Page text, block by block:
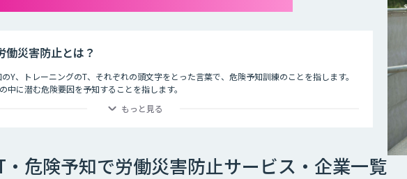
働災害防止とは？
Y、トレーニングのT、それぞれの頭文字をとった言葉で、危険予知訓練のことを指します。
中に潜む危険要因を予知することを指します。
もっと見る
・危険予知で労働災害防止サービス・企業一覧